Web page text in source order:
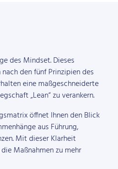
des Mindset. Dieses
den fünf Prinzipien des
eine maßgeschneiderte
„Lean“ zu verankern.
öffnet Ihnen den Blick
aus Führung,
Mit dieser Klarheit
Maßnahmen zu mehr